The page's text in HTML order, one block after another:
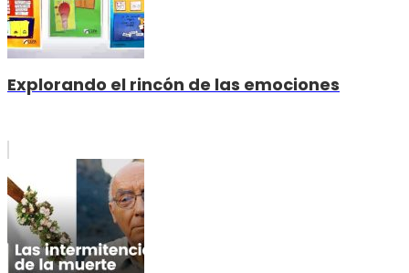
Explorando el rincón de las emociones